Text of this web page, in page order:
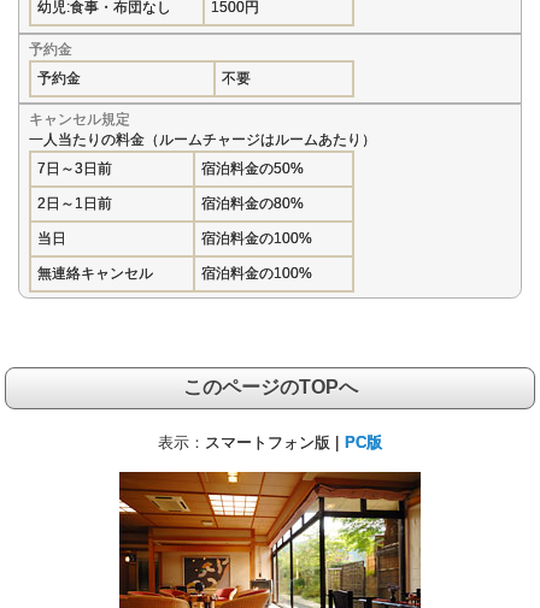
幼児:食事・布団なし 1500円
予約金
予約金
不要
キャンセル規定
一人当たりの料金（ルームチャージはルームあたり）
7日～3日前
宿泊料金の50%
2日～1日前 宿泊料金の80%
当日 宿泊料金の100%
無連絡キャンセル 宿泊料金の100%
このページのTOPへ
表示： スマートフォン版 | PC版